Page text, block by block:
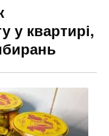
у квартирі,